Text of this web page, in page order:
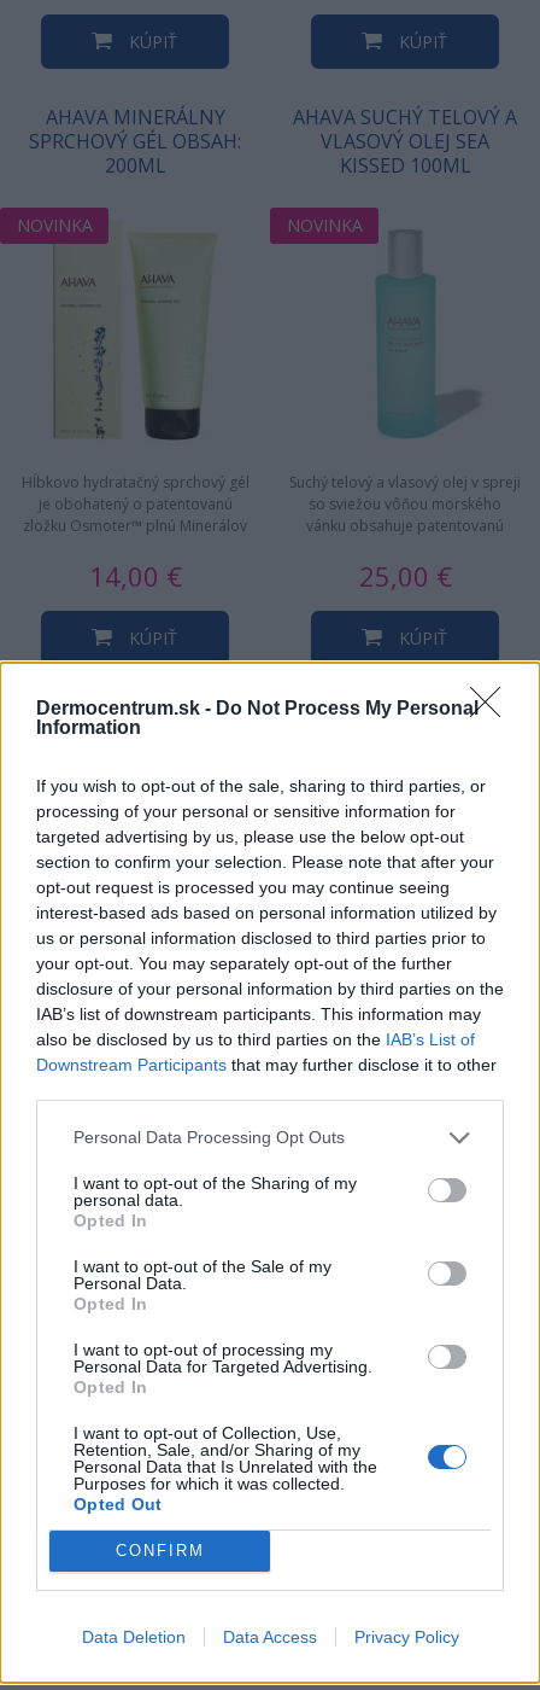
Dermocentrum.sk - Do Not Process My Personal
Information
If you wish to opt-out of the sale, sharing to third parties, or
processing of your personal or sensitive information for
targeted advertising by us, please use the below opt-out
section to confirm your selection. Please note that after your
opt-out request is processed you may continue seeing
interest-based ads based on personal information utilized by
us or personal information disclosed to third parties prior to
your opt-out. You may separately opt-out of the further
disclosure of your personal information by third parties on the
IAB’s list of downstream participants. This information may
also be disclosed by us to third parties on the IAB’s List of
Downstream Participants that may further disclose it to other
Personal Data Processing Opt Outs
I want to opt-out of the Sharing of my
personal data.
Opted In
I want to opt-out of the Sale of my
Personal Data.
Opted In
I want to opt-out of processing my
Personal Data for Targeted Advertising.
Opted In
I want to opt-out of Collection, Use,
Retention, Sale, and/or Sharing of my
Personal Data that Is Unrelated with the
Purposes for which it was collected.
Opted Out
CONFIRM
Data Deletion Data Access Privacy Policy
KÚPIŤ KÚPIŤ
AHAVA MINERÁLNY
SPRCHOVÝ GÉL OBSAH:
200ML
NOVINKA
Hĺbkovo hydratačný sprchový gél
je obohatený o patentovanú
zložku Osmoter™ plnú Minerálov
14,00 €
KÚPIŤ
AHAVA SUCHÝ TELOVÝ A
VLASOVÝ OLEJ SEA
KISSED 100ML
NOVINKA
Suchý telový a vlasový olej v spreji
so sviežou vôňou morského
vánku obsahuje patentovanú
25,00 €
KÚPIŤ
NAJNOVŠIE ČLÁNKY V
NAŠOM BLOGU
Pripravte vašu pokožku
na sychravé dni
Starostlivosť o pleť v
lete
HODNOTENIE OBCHODU
Objednávala som po prvý
krát cez váš obchod. Tovar
bol doručený včas a v
Renata H.
11.9.2023 06:31
Spokojnosť na 100%
Oľga M.
Získajte viac informácií o Dermocentrum.sk